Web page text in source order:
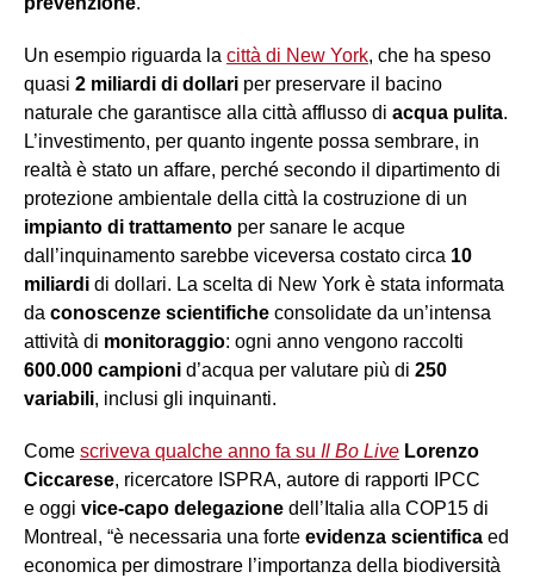
Un esempio riguarda la città di New York, che ha speso
quasi 2 miliardi di dollari per preservare il bacino
naturale che garantisce alla città afflusso di acqua pulita.
L’investimento, per quanto ingente possa sembrare, in
realtà è stato un affare, perché secondo il dipartimento di
protezione ambientale della città la costruzione di un
impianto di trattamento per sanare le acque
dall’inquinamento sarebbe viceversa costato circa 10
miliardi di dollari. La scelta di New York è stata informata
da conoscenze scientifiche consolidate da un’intensa
attività di monitoraggio: ogni anno vengono raccolti
600.000 campioni d’acqua per valutare più di 250
variabili, inclusi gli inquinanti.
Come scriveva qualche anno fa su Il Bo Live Lorenzo
Ciccarese, ricercatore ISPRA, autore di rapporti IPCC
e oggi vice-capo delegazione dell’Italia alla COP15 di
Montreal, “è necessaria una forte evidenza scientifica ed
economica per dimostrare l’importanza della biodiversità